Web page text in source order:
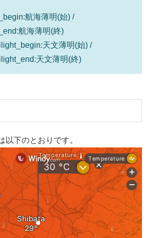
航海薄明(始) /
航海薄明(終)
天文薄明(始) /
天文薄明(終)
以下のとおりです。